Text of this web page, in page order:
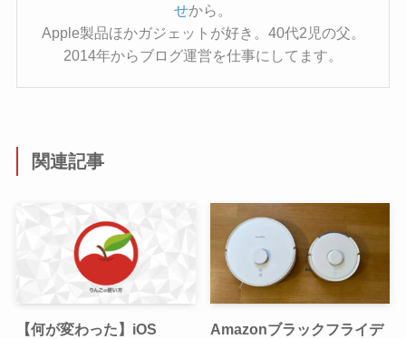
せから。
Apple製品ほかガジェットが好き。40代2児の父。
2014年からブログ運営を仕事にしてます。
関連記事
【何が変わった】iOS
Amazonブラックフライデ